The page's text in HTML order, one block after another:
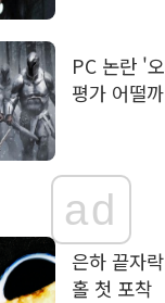
PC 논란 '
평가 어떨까
ad
은하 끝자
홀 첫 포착